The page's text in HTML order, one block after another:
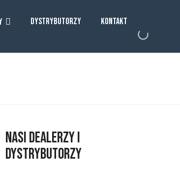
DYSTRYBUTORZY KONTAKT
NASI DEALERZY I
DYSTRYBUTORZY